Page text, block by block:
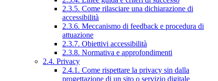
2.3.5. Come rilasciare una dichiarazione di
accessibilità
2.3.6. Meccanismo di feedback e procedura di
attuazione
2.3.7. Obiettivi accessibilità
2.3.8. Normativa e approfondimenti
2.4. Privacy
2.4.1. Come rispettare la privacy sin dalla
progettazione di un sito o servizio digitale